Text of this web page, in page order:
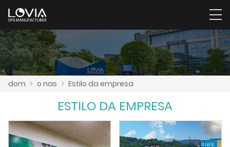
dom > o nas > Estilo da empresa
ESTILO DA EMPRESA